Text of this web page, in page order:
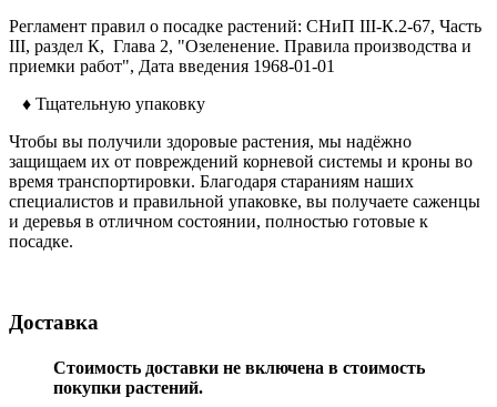
Регламент правил о посадке растений: СНиП III-К.2-67, Часть
III, раздел К, Глава 2, "Озеленение. Правила производства и
приемки работ", Дата введения 1968-01-01
♦ Тщательную упаковку
Чтобы вы получили здоровые растения, мы надёжно
защищаем их от повреждений корневой системы и кроны во
время транспортировки. Благодаря стараниям наших
специалистов и правильной упаковке, вы получаете саженцы
и деревья в отличном состоянии, полностью готовые к
посадке.
Доставка
Стоимость доставки не включена в стоимость
покупки растений.